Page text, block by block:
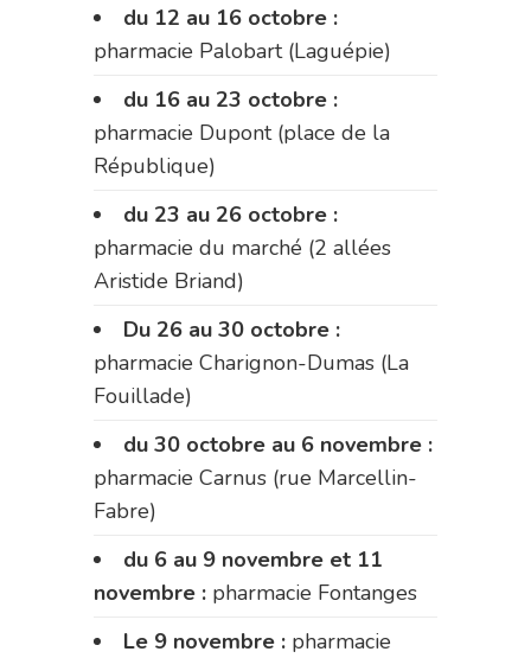
du 12 au 16 octobre :
pharmacie Palobart (Laguépie)
du 16 au 23 octobre :
pharmacie Dupont (place de la
République)
du 23 au 26 octobre :
pharmacie du marché (2 allées
Aristide Briand)
Du 26 au 30 octobre :
pharmacie Charignon-Dumas (La
Fouillade)
du 30 octobre au 6 novembre :
pharmacie Carnus (rue Marcellin-
Fabre)
du 6 au 9 novembre et 11
novembre : pharmacie Fontanges
Le 9 novembre : pharmacie